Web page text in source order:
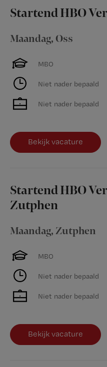
Startend HBO
Maandag, Oss
MBO
Niet nader bepaald
Niet nader bepaald
Bekijk vacature
Startend HBO
Zutphen
Maandag, Zutphen
MBO
Niet nader bepaald
Niet nader bepaald
Bekijk vacature